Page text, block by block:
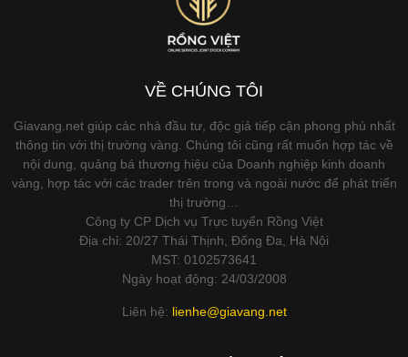
VỀ CHÚNG TÔI
Giavang.net giúp các nhà đầu tư, độc giả tiếp cận phong phú nhất
thông tin với thị trường vàng. Chúng tôi cũng rất muốn hợp tác về
nội dung, quảng bá thương hiệu của Doanh nghiệp kinh doanh
vàng, hợp tác với các trader trên trong và ngoài nước để phát triển
thị trường…
Công ty CP Dịch vụ Trực tuyến Rồng Việt
Địa chỉ: 20/27 Thái Thịnh, Đống Đa, Hà Nội
MST: 0102573641
Ngày hoạt động: 24/03/2008
Liên hệ: lienhe@giavang.net